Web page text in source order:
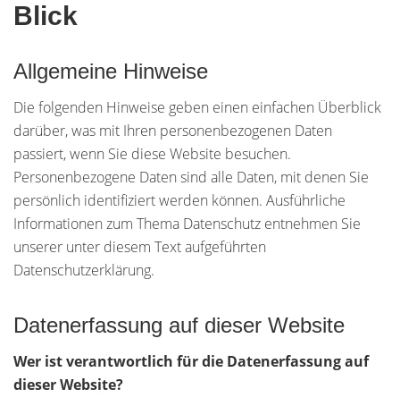
Blick
Allgemeine Hinweise
Die folgenden Hinweise geben einen einfachen Überblick
darüber, was mit Ihren personenbezogenen Daten
passiert, wenn Sie diese Website besuchen.
Personenbezogene Daten sind alle Daten, mit denen Sie
persönlich identifiziert werden können. Ausführliche
Informationen zum Thema Datenschutz entnehmen Sie
unserer unter diesem Text aufgeführten
Datenschutzerklärung.
Datenerfassung auf dieser Website
Wer ist verantwortlich für die Datenerfassung auf
dieser Website?